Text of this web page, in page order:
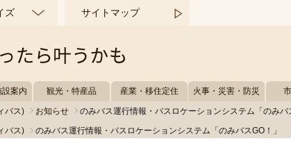
ズ サイトマップ
案内 観光・特産品 産業・移住定住 火事・災害・防災
バス) お知らせ のみバス運行情報・バスロケーションシステム「のみバ
バス) のみバス運行情報・バスロケーションシステム「のみバスGO！」